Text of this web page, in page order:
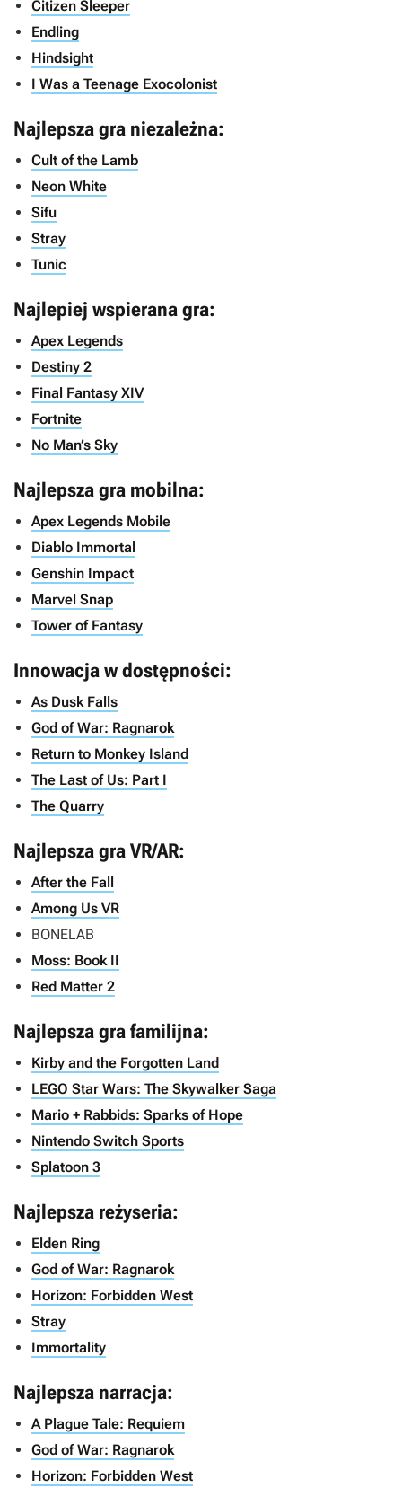
Citizen Sleeper
Endling
Hindsight
I Was a Teenage Exocolonist
Najlepsza gra niezależna:
Cult of the Lamb
Neon White
Sifu
Stray
Tunic
Najlepiej wspierana gra:
Apex Legends
Destiny 2
Final Fantasy XIV
Fortnite
No Man’s Sky
Najlepsza gra mobilna:
Apex Legends Mobile
Diablo Immortal
Genshin Impact
Marvel Snap
Tower of Fantasy
Innowacja w dostępności:
As Dusk Falls
God of War: Ragnarok
Return to Monkey Island
The Last of Us: Part I
The Quarry
Najlepsza gra VR/AR:
After the Fall
Among Us VR
BONELAB
Moss: Book II
Red Matter 2
Najlepsza gra familijna:
Kirby and the Forgotten Land
LEGO Star Wars: The Skywalker Saga
Mario + Rabbids: Sparks of Hope
Nintendo Switch Sports
Splatoon 3
Najlepsza reżyseria:
Elden Ring
God of War: Ragnarok
Horizon: Forbidden West
Stray
Immortality
Najlepsza narracja:
A Plague Tale: Requiem
God of War: Ragnarok
Horizon: Forbidden West